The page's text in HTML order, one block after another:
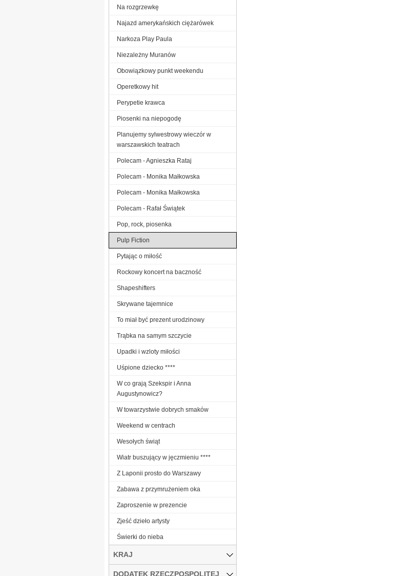
Na rozgrzewkę
Najazd amerykańskich ciężarówek
Narkoza Play Paula
Niezależny Muranów
Obowiązkowy punkt weekendu
Operetkowy hit
Perypetie krawca
Piosenki na niepogodę
Planujemy sylwestrowy wieczór w
warszawskich teatrach
Polecam - Agnieszka Rataj
Polecam - Monika Małkowska
Polecam - Monika Małkowska
Polecam - Rafał Świątek
Pop, rock, piosenka
Pulp Fiction
Pytając o miłość
Rockowy koncert na baczność
Shapeshifters
Skrywane tajemnice
To miał być prezent urodzinowy
Trąbka na samym szczycie
Upadki i wzloty miłości
Uśpione dziecko ****
W co grają Szekspir i Anna
Augustynowicz?
W towarzystwie dobrych smaków
Weekend w centrach
Wesołych świąt
Wiatr buszujący w jęczmieniu ****
Z Laponii prosto do Warszawy
Zabawa z przymrużeniem oka
Zaproszenie w prezencie
Zjeść dzieło artysty
Świerki do nieba
KRAJ
DODATEK RZECZPOSPOLITEJ